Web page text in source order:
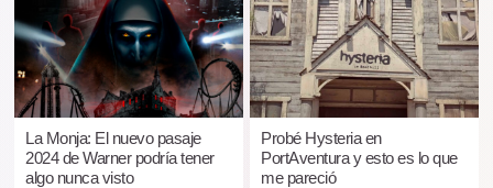
La Monja: El nuevo pasaje
2024 de Warner podría tener
algo nunca visto
Probé Hysteria en
PortAventura y esto es lo que
me pareció